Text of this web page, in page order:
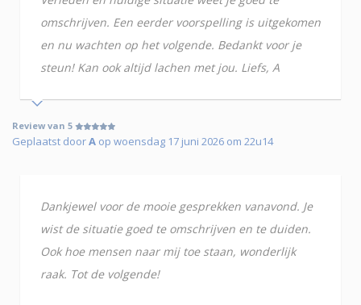
omschrijven. Een eerder voorspelling is uitgekomen
en nu wachten op het volgende. Bedankt voor je
steun! Kan ook altijd lachen met jou. Liefs, A
Review van 5
Geplaatst doorA op woensdag 17 juni 2026 om 22u14
Dankjewel voor de mooie gesprekken vanavond. Je
wist de situatie goed te omschrijven en te duiden.
Ook hoe mensen naar mij toe staan, wonderlijk
raak. Tot de volgende!